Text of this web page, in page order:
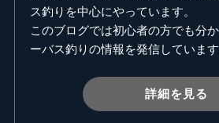
ス釣りを中心にやっています。
このブログでは初心者の方でも分
ーバス釣りの情報を発信しています
詳細を見る